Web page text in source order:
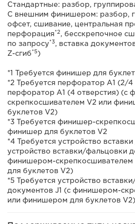
Стандартные: разбор,
С внешним финишером: разбор,
офсет, сшивание, центральная
перфорация*2, бесскрепочное
по запросу*3, вставка
Z-сгиб*5)
*1 Требуется финишер для
*2 Требуется перфоратор A1 (2/4
перфоратор A1 (4 отверстия) (с
скрепкосшивателем V2 или
буклетов V2)
*3 Требуется финишер-
финишер для буклетов V2
*4 Требуется устройство
устройство вставки/фальцовки
финишером-
для буклетов V2)
*5 Требуется устройство
документов J1 (с финишером-
или финишером для буклетов V2)